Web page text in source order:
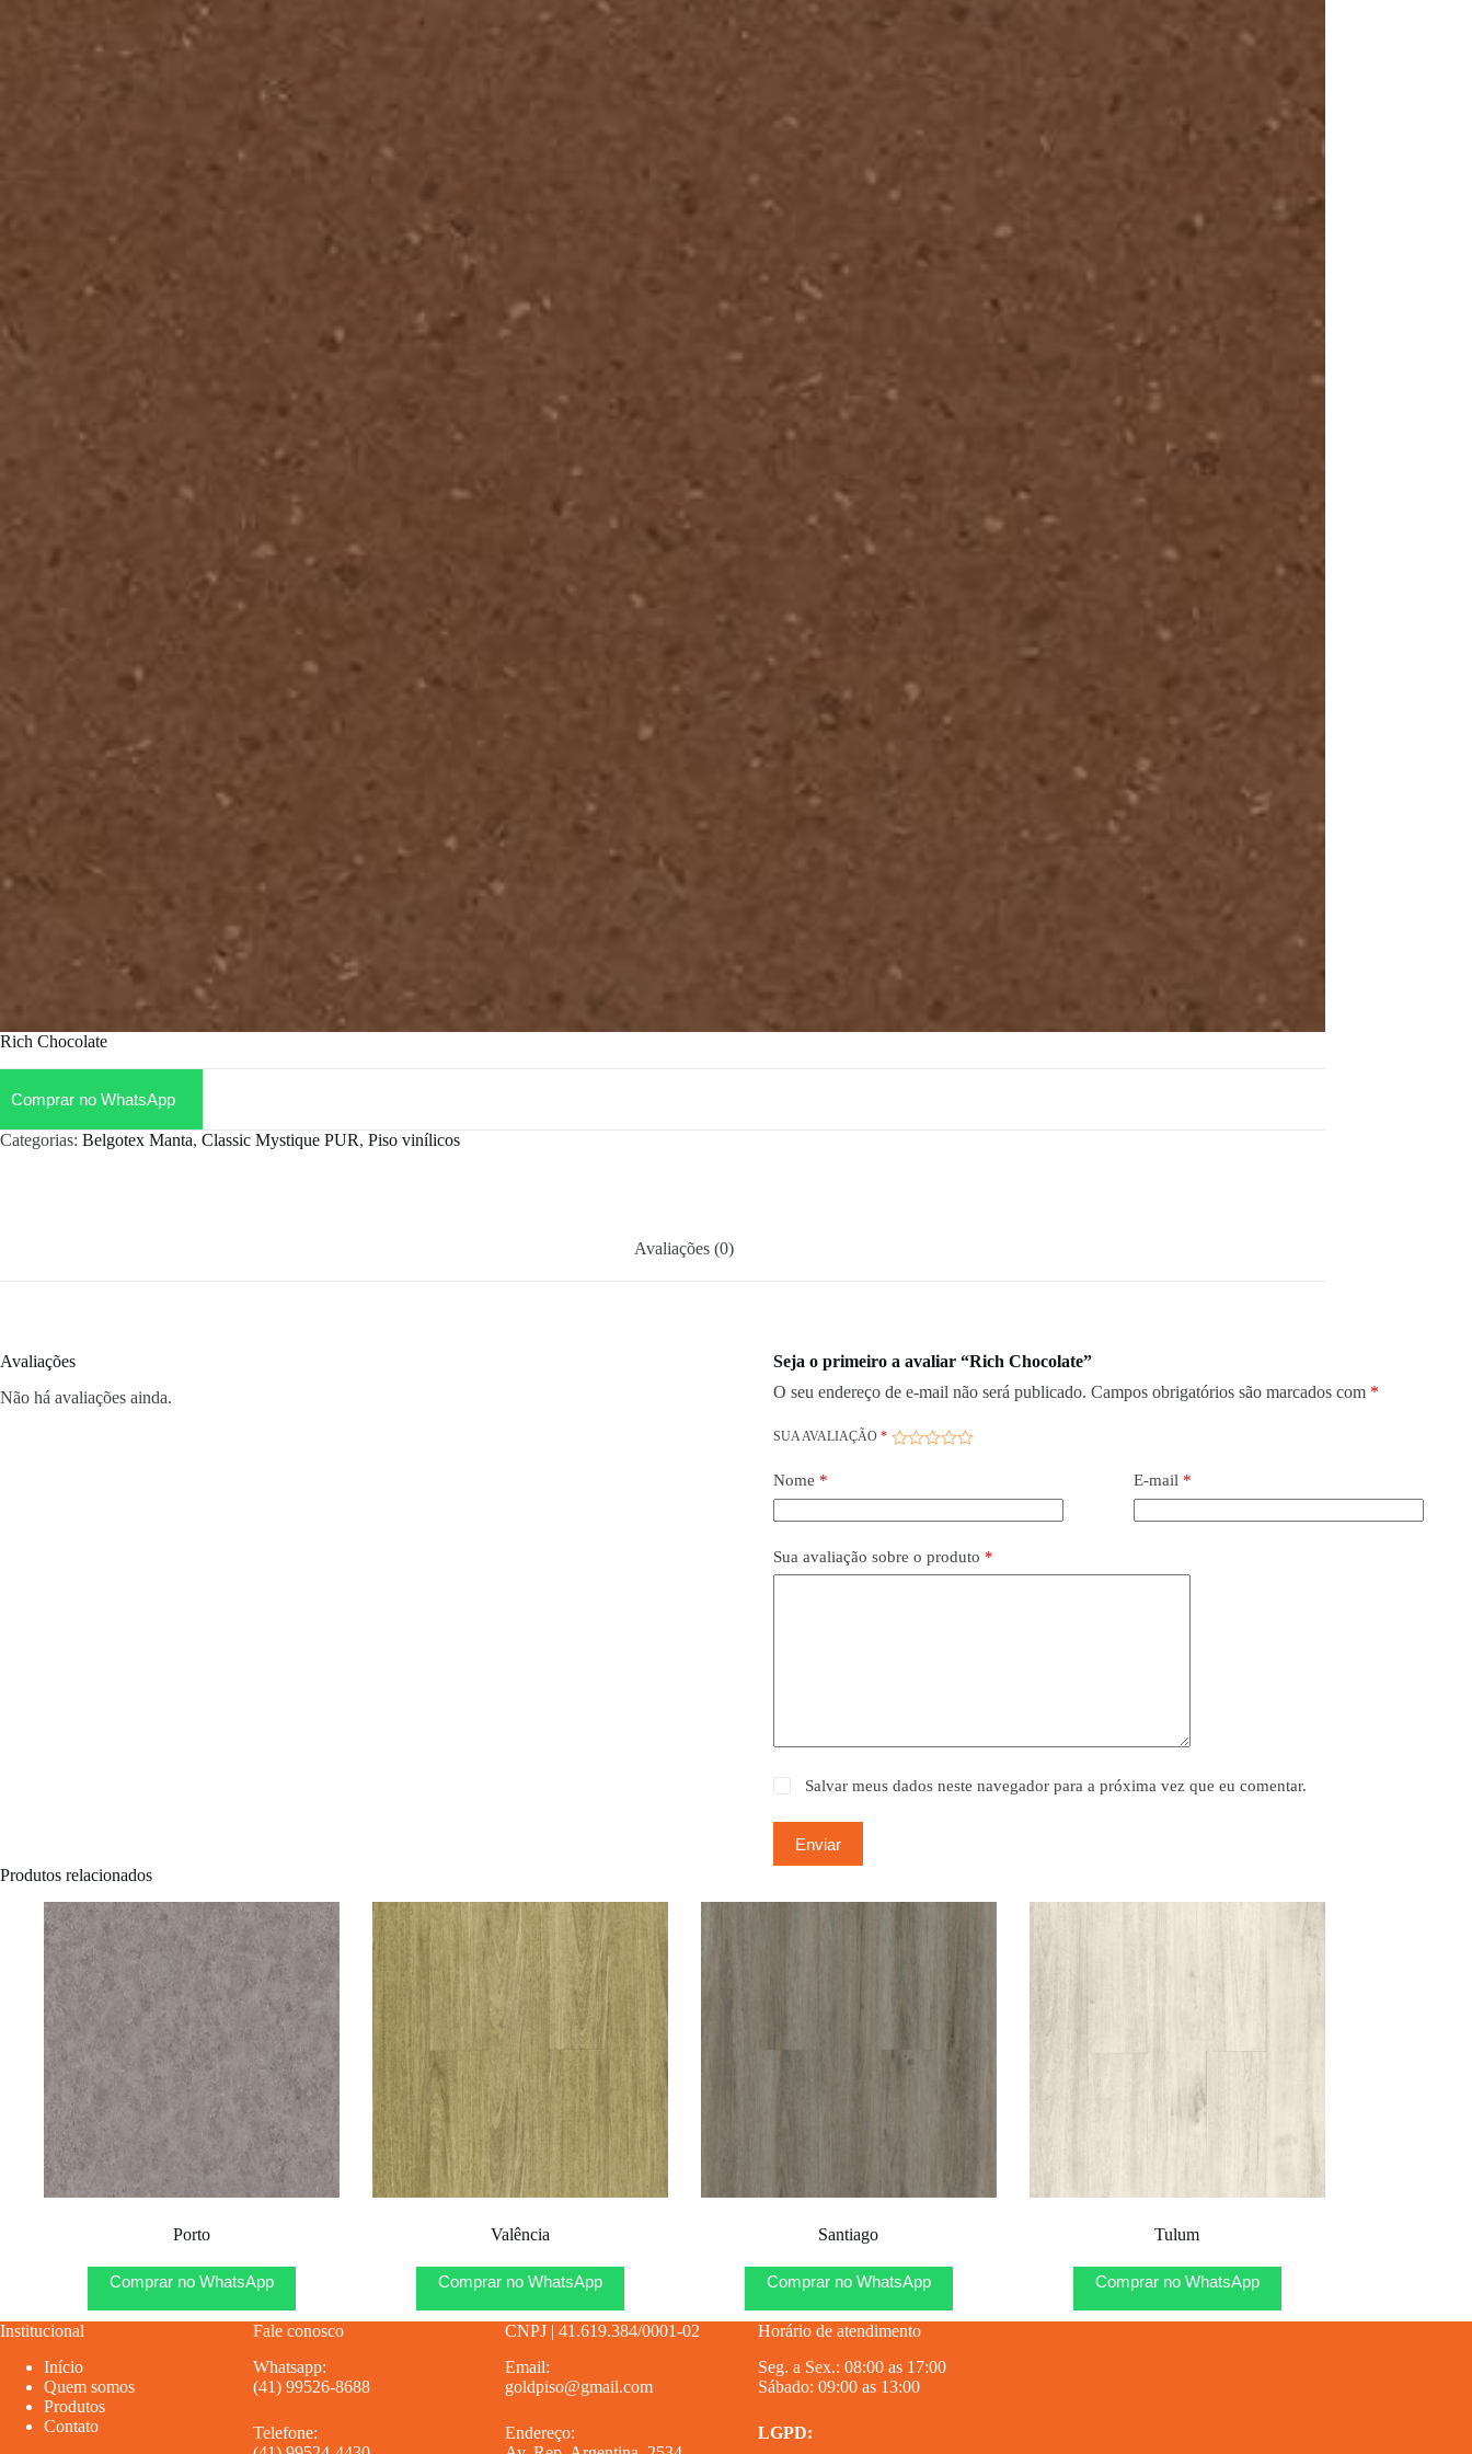
Rich Chocolate
Comprar no WhatsApp
Categorias: Belgotex Manta, Classic Mystique PUR, Piso vinílicos
Avaliações (0)
Avaliações
Não há avaliações ainda.
Seja o primeiro a avaliar “Rich Chocolate”
O seu endereço de e-mail não será publicado. Campos obrigatórios são marcados com *
SUA AVALIAÇÃO *
Nome * E-mail*
Sua avaliação sobre o produto *
Salvar meus dados neste navegador para a próxima vez que eu comentar.
Enviar
Produtos relacionados
Porto
Comprar no WhatsApp
Valência
Comprar no WhatsApp
Santiago
Comprar no WhatsApp
Tulum
Comprar no WhatsApp
Institucional
Início
Quem somos
Produtos
Contato
Fale conosco
Whatsapp:
(41) 99526-8688
Telefone:
CNPJ | 41.619.384/0001-02
Email:
goldpiso@gmail.com
Endereço:
Horário de atendimento
Seg. a Sex.: 08:00 as 17:00
Sábado: 09:00 as 13:00
LGPD: